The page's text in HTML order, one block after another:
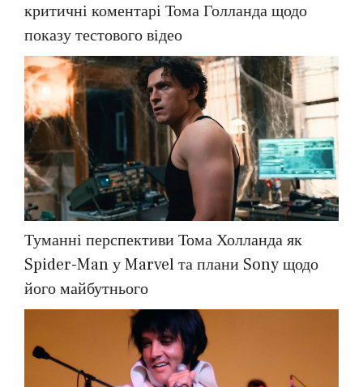
критичні коментарі Тома Голланда щодо
показу тестового відео
Туманні перспективи Тома Холланда як
Spider-Man у Marvel та плани Sony щодо
його майбутнього